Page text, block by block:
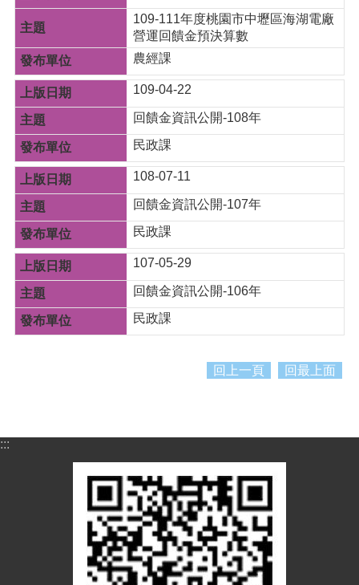
活
便
民
資
訊
機
關
通
錄
相
關
料
資
訊
109-111年度桃園市中壢區海湖電廠
營運回饋金預決算數
農經課
109-04-22
回饋金資訊公開-108年
民政課
108-07-11
回饋金資訊公開-107年
民政課
107-05-29
回饋金資訊公開-106年
民政課
回上一頁 回最上面
:::